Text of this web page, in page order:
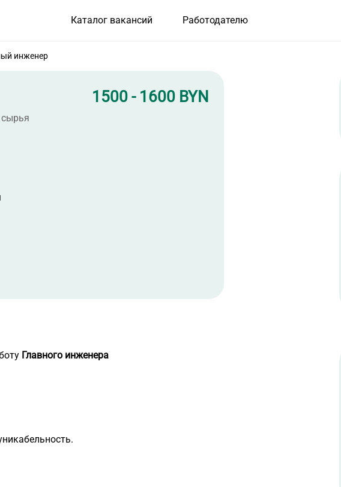
Каталог вакансий Работодателю
инженер
1500 - 1600 BYN
Главного инженера